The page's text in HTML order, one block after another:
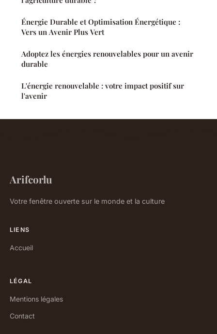
Énergie Durable et Optimisation Énergétique :
Vers un Avenir Plus Vert
Adoptez les énergies renouvelables pour un avenir
durable
L'énergie renouvelable : votre impact positif sur
l'avenir
Arifcorlu
Votre fenêtre ouverte sur le monde et la culture
LIENS
Accueil
LÉGAL
Mentions légales
Contact